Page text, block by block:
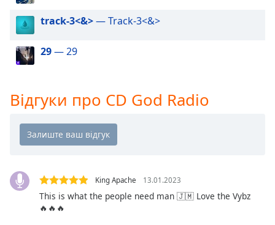
Beginning
dialog
window.
cancel
close
Text
track-3<&>— Track-3<&>
29— 29
Відгуки про CD God Radio
King Apache 13.01.2023
This is what the people need man 🇯🇲 Love the Vybz
🔥🔥🔥